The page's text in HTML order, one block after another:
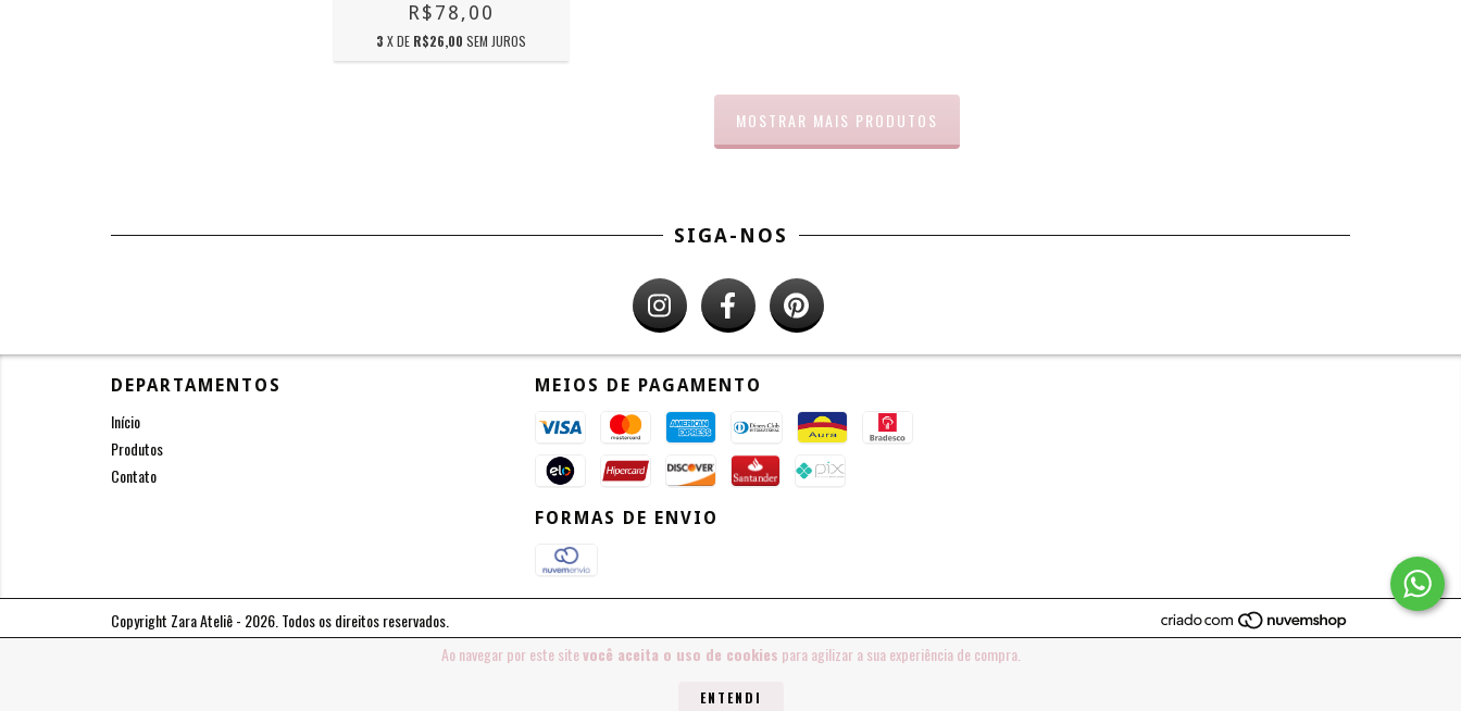
Ao navegar por este sitevocê aceita o uso de cookies para agilizar a sua experiência de compra.
ENTENDI
R$78,00
3 X DE R$26,00 SEM JUROS
MOSTRAR MAIS PRODUTOS
SIGA-NOS
DEPARTAMENTOS
Início
Produtos
Contato
MEIOS DE PAGAMENTO
FORMAS DE ENVIO
Copyright Zara Ateliê - 2026. Todos os direitos reservados.